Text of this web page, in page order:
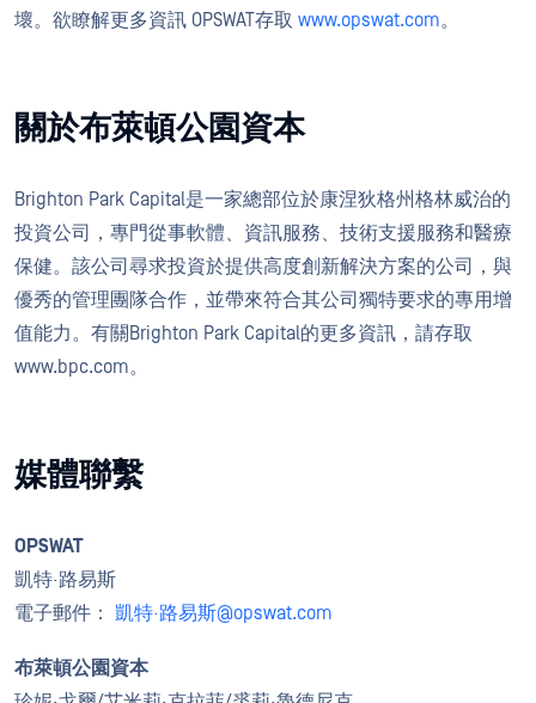
壞。欲瞭解更多資訊 OPSWAT存取 www.opswat.com。
關於布萊頓公園資本
Brighton Park Capital是一家總部位於康涅狄格州格林威治的
投資公司，專門從事軟體、資訊服務、技術支援服務和醫療
保健。該公司尋求投資於提供高度創新解決方案的公司，與
優秀的管理團隊合作，並帶來符合其公司獨特要求的專用增
值能力。有關Brighton Park Capital的更多資訊，請存取
www.bpc.com。
媒體聯繫
OPSWAT
凱特·路易斯
電子郵件： 凱特·路易斯@opswat.com
布萊頓公園資本